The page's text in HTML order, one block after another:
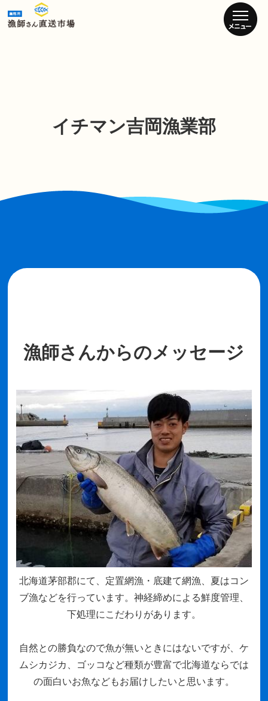
イチマン吉岡漁業部
漁師さんからのメッセージ
北海道茅部郡にて、定置網漁・底建て網漁、夏はコン
ブ漁などを行っています。神経締めによる鮮度管理、
下処理にこだわりがあります。
自然との勝負なので魚が無いときにはないですが、ケ
ムシカジカ、ゴッコなど種類が豊富で北海道ならでは
の面白いお魚などもお届けしたいと思います。